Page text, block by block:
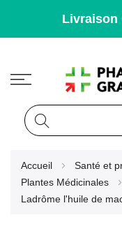
Livraison
Accueil
Santé et
Plantes Médicinales
Ladrôme l'huile de